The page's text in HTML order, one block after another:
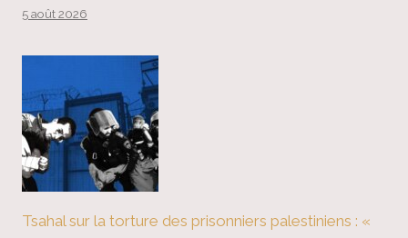
5 août 2026
Tsahal sur la torture des prisonniers palestiniens : «